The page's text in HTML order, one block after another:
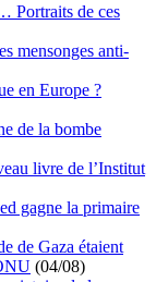
Portraits de ces
mensonges anti-
en Europe ?
de la bombe
livre de l’Institut
gagne la primaire
de Gaza étaient
(04/08)